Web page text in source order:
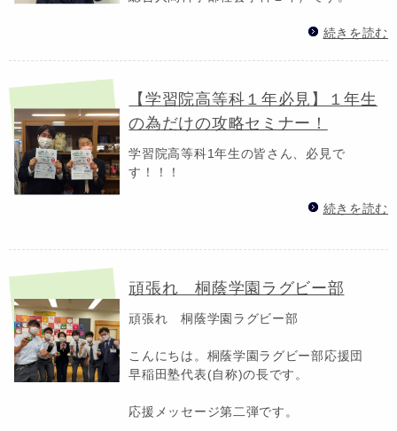
続きを読む
【学習院高等科１年必見】１年生
の為だけの攻略セミナー！
学習院高等科1年生の皆さん、必見で
す！！！
続きを読む
頑張れ 桐蔭学園ラグビー部
頑張れ 桐蔭学園ラグビー部
こんにちは。桐蔭学園ラグビー部応援団
早稲田塾代表(自称)の長です。
応援メッセージ第二弾です。